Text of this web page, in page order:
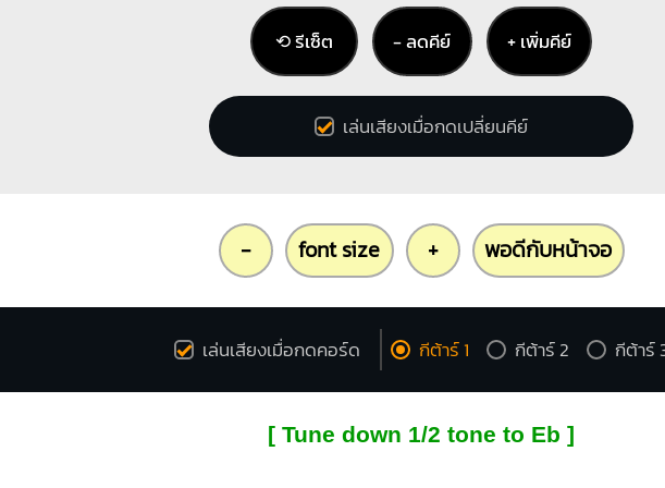
⟲ รีเซ็ต − ลดคีย์ + เพิ่มคีย์
เล่นเสียงเมื่อกดเปลี่ยนคีย์
- font size + พอดีกับหน้าจอ
เล่นเสียงเมื่อกดคอร์ด กีต้าร์ 1 กีต้าร์ 2 กีต้าร์
[ Tune down 1/2 tone to Eb ]